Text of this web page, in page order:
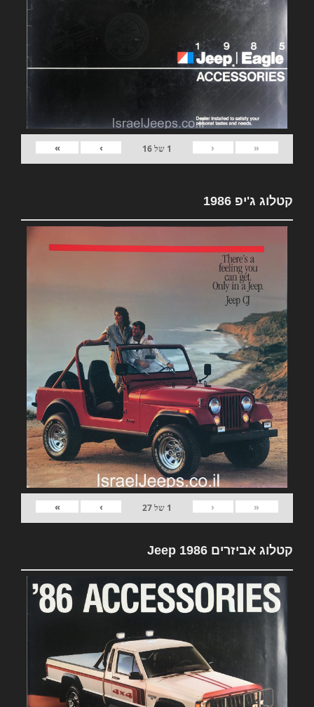
«
‹
1 של16
›
»
קטלוג ג'יפ 1986
«
‹
1 של27
›
»
קטלוג אביזרים Jeep 1986